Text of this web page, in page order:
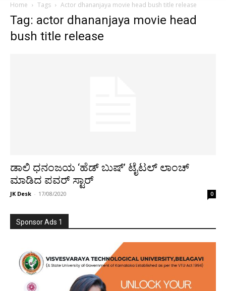
Home Tags Actor dhananjaya movie head bush title release
Tag: actor dhananjaya movie head
bush title release
ಡಾಲಿ ಧನಂಜಯ ‘ಹೆಡ್​​ ಬುಷ್’ ಟೈಟಲ್​ ಲಾಂಚ್
ಮಾಡಿದ ಪವರ್ ಸ್ಟಾರ್
JK Desk - 17/08/2020 0
Sponsor Ads 1